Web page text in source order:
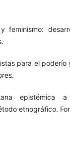
feminismo:
para el poderío
epistémica
etnográfico.